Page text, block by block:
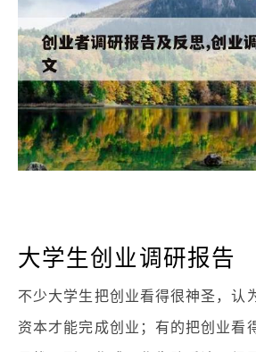
大学生创业调研报告
不少大学生把创业看得很神圣，认
资本才能完成创业；有的把创业看